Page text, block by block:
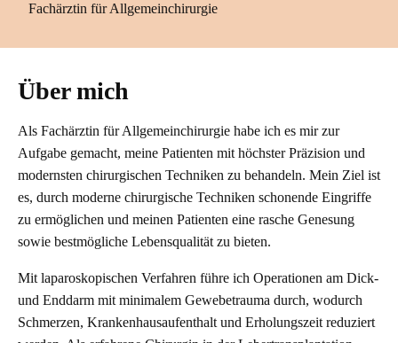
Fachärztin für Allgemeinchirurgie
Über mich
Als Fachärztin für Allgemeinchirurgie habe ich es mir zur
Aufgabe gemacht, meine Patienten mit höchster Präzision und
modernsten chirurgischen Techniken zu behandeln. Mein Ziel ist
es, durch moderne chirurgische Techniken schonende Eingriffe
zu ermöglichen und meinen Patienten eine rasche Genesung
sowie bestmögliche Lebensqualität zu bieten.
Mit laparoskopischen Verfahren führe ich Operationen am Dick-
und Enddarm mit minimalem Gewebetrauma durch, wodurch
Schmerzen, Krankenhausaufenthalt und Erholungszeit reduziert